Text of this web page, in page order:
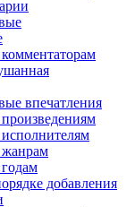
впечатления
добавления